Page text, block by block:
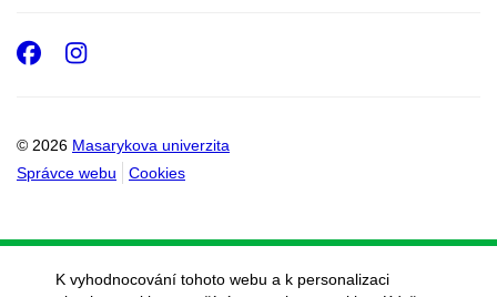
© 2026 Masarykova univerzita
Správce webu
Cookies
Facebook
Instagram
K vyhodnocování tohoto webu a k personalizaci